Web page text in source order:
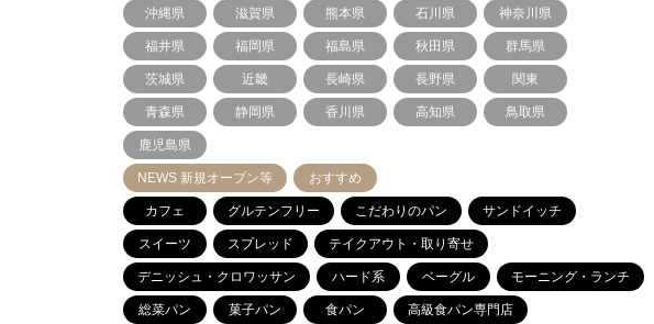
沖縄県 滋賀県 熊本県 石川県 神奈川県
福井県 福岡県 福島県 秋田県 群馬県
茨城県 近畿 長崎県 長野県 関東
青森県 静岡県 香川県 高知県 鳥取県
鹿児島県
NEWS 新規オープン等 おすすめ
カフェ グルテンフリー こだわりのパン サンドイッチ
スイーツ スプレッド テイクアウト・取り寄せ
デニッシュ・クロワッサン ハード系 ベーグル モーニング・ランチ
総菜パン 菓子パン 食パン 高級食パン専門店